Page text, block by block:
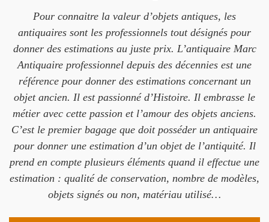
Pour connaitre la valeur d’objets antiques, les
antiquaires sont les professionnels tout désignés pour
donner des estimations au juste prix. L’antiquaire Marc
Antiquaire professionnel depuis des décennies est une
référence pour donner des estimations concernant un
objet ancien. Il est passionné d’Histoire. Il embrasse le
métier avec cette passion et l’amour des objets anciens.
C’est le premier bagage que doit posséder un antiquaire
pour donner une estimation d’un objet de l’antiquité. Il
prend en compte plusieurs éléments quand il effectue une
estimation : qualité de conservation, nombre de modèles,
objets signés ou non, matériau utilisé…